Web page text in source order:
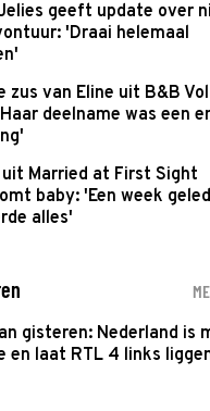
geeft update over
'Draai helemaal
zus van Eline uit B&B Vol
deelname was een
Married at First Sight
baby: 'Een week
alles'
gisteren: Nederland is
en laat RTL 4 links